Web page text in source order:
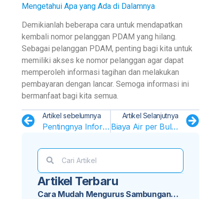
Mengetahui Apa yang Ada di Dalamnya
Demikianlah beberapa cara untuk mendapatkan
kembali nomor pelanggan PDAM yang hilang.
Sebagai pelanggan PDAM, penting bagi kita untuk
memiliki akses ke nomor pelanggan agar dapat
memperoleh informasi tagihan dan melakukan
pembayaran dengan lancar. Semoga informasi ini
bermanfaat bagi kita semua.
Artikel sebelumnya
Pentingnya Informasi Tagihan Air untuk Keuangan Anda
Artikel Selanjutnya
Biaya Air per Bulan: Panduan Lengkap untuk Mengelola Keuangan Air Anda
Artikel Terbaru
Cara Mudah Mengurus Sambungan